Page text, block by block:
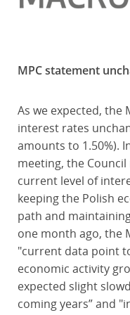
MPC statement
As we expected, the
interest rates
amounts to 1.50%).
meeting, the
current level of
keeping the Polish
path and
one month ago, the
"current data point
economic activity
expected slight
coming years” and